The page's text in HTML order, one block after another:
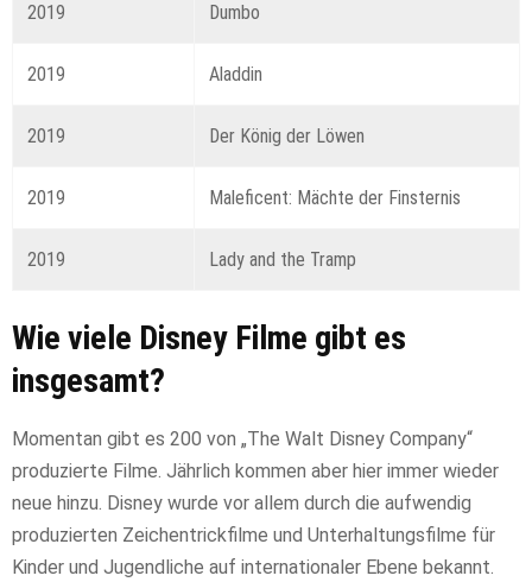
2019 Dumbo
2019 Aladdin
2019 Der König der Löwen
2019 Maleficent: Mächte der Finsternis
2019 Lady and the Tramp
Wie viele Disney Filme gibt es
insgesamt?
Momentan gibt es 200 von „The Walt Disney Company“
produzierte Filme. Jährlich kommen aber hier immer wieder
neue hinzu. Disney wurde vor allem durch die aufwendig
produzierten Zeichentrickfilme und Unterhaltungsfilme für
Kinder und Jugendliche auf internationaler Ebene bekannt.